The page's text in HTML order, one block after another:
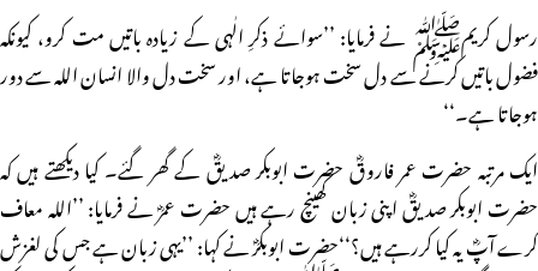
رسول کریمﷺ نے فرمایا: ’’سوائے ذکرِ الٰہی کے زیادہ باتیں مت کرو، کیونکہ
فضول باتیں کرنے سے دل سخت ہوجاتا ہے، اور سخت دل والا انسان اللہ سے دور
ہوجاتا ہے۔‘‘
ایک مرتبہ حضرت عمر فاروقؓ حضرت ابوبکر صدیقؓ کے گھر گئے۔ کیا دیکھتے ہیں کہ
حضرت ابوبکر صدیقؓ اپنی زبان کھینچ رہے ہیں حضرت عمرؓ نے فرمایا: ’’اللہ معاف
کرے آپؓ یہ کیا کررہے ہیں؟‘‘حضرت ابوبکرؓ نے کہا: ’’یہی زبان ہے جس کی لغزش